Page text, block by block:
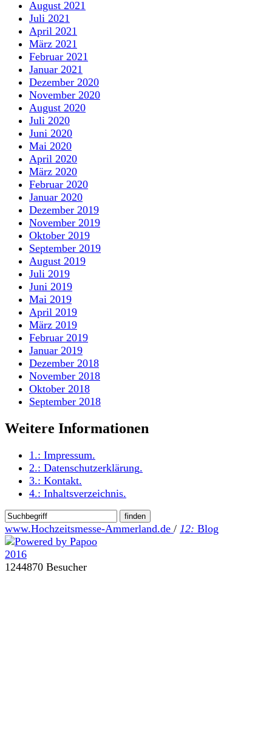
August 2021
Juli 2021
April 2021
März 2021
Februar 2021
Januar 2021
Dezember 2020
November 2020
August 2020
Juli 2020
Juni 2020
Mai 2020
April 2020
März 2020
Februar 2020
Januar 2020
Dezember 2019
November 2019
Oktober 2019
September 2019
August 2019
Juli 2019
Juni 2019
Mai 2019
April 2019
März 2019
Februar 2019
Januar 2019
Dezember 2018
November 2018
Oktober 2018
September 2018
Weitere Informationen
1.: Impressum.
2.: Datenschutzerklärung.
3.: Kontakt.
4.: Inhaltsverzeichnis.
www.Hochzeitsmesse-Ammerland.de / 12: Blog
1244870 Besucher